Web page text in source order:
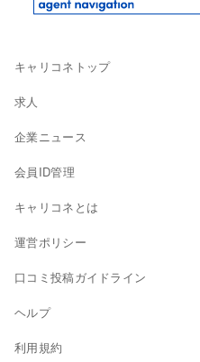
キャリコネトップ
求人
企業ニュース
会員ID管理
キャリコネとは
運営ポリシー
口コミ投稿ガイドライン
ヘルプ
利用規約